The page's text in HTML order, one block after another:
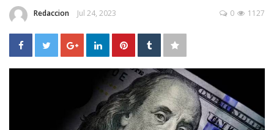
Redaccion Jul 24, 2023 1127
0